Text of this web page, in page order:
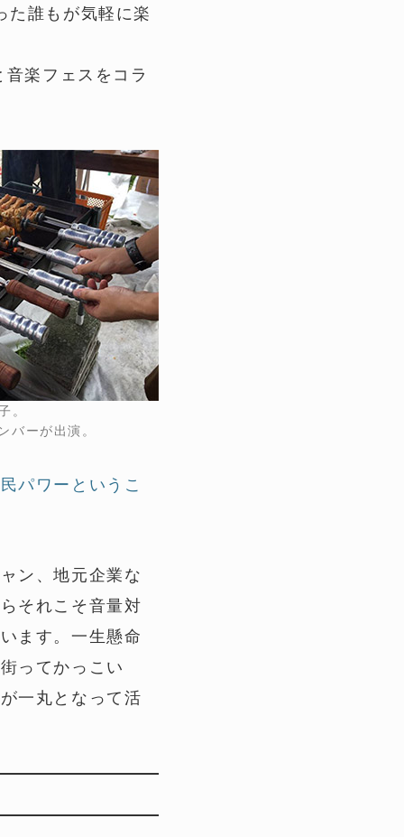
た誰もが気軽に楽
楽フェスをコラ
。
バーが出演。
パワーというこ
ン、地元企業な
それこそ音量対
ます。一生懸命
ってかっこい
一丸となって活